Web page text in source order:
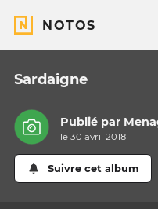
NOTOS
Sardaigne
Publié par
le 30 avril 2018
Suivre cet album